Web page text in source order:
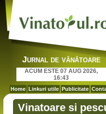
Jurnal de vânătoare
ACUM ESTE 07 AUG 2026,
16:43
Home Linkuri utile Publicitate
Vinatoare si